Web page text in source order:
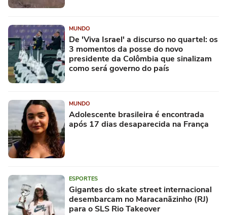
MUNDO
De 'Viva Israel' a discurso no quartel: os
3 momentos da posse do novo
presidente da Colômbia que sinalizam
como será governo do país
MUNDO
Adolescente brasileira é encontrada
após 17 dias desaparecida na França
ESPORTES
Gigantes do skate street internacional
desembarcam no Maracanãzinho (RJ)
para o SLS Rio Takeover